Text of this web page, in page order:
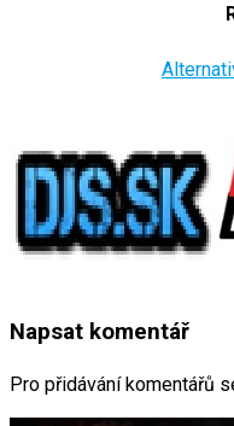
Napsat komentář
Pro přidávání komentářů